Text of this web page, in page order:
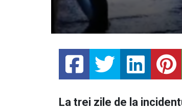
La trei zile de la